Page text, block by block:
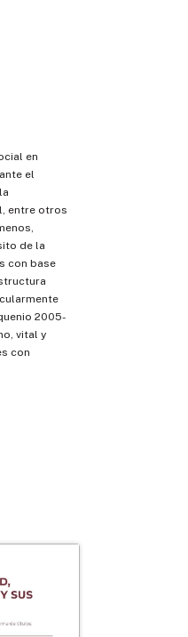
en
el
entre otros
de la
con base
2005-
vital y
con